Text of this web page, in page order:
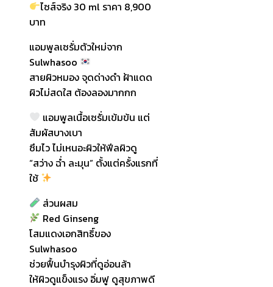
ไซส์จริง 30 ml ราคา 8,900
บาท
แอมพูลเซรั่มตัวใหม่จาก
Sulwhasoo
สายผิวหมอง จุดด่างดำ ฝ้าแดด
ผิวไม่สดใส ต้องลองมากกก
แอมพูลเนื้อเซรั่มเข้มข้น แต่
สัมผัสบางเบา
ซึมไว ไม่เหนอะผิวให้ฟีลผิวดู
“สว่าง ฉ่ำ ละมุน” ตั้งแต่ครั้งแรกที่
ใช้
ส่วนผสม
Red Ginseng
โสมแดงเอกสิทธิ์ของ
Sulwhasoo
ช่วยฟื้นบำรุงผิวที่ดูอ่อนล้า
ให้ผิวดูแข็งแรง อิ่มฟู ดูสุขภาพดี